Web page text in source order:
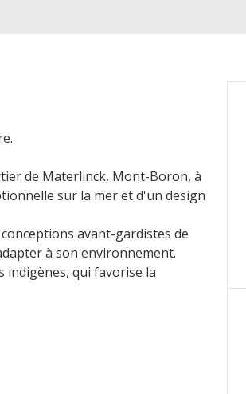
de Materlinck, Mont-Boron, à
sur la mer et d'un design
avant-gardistes de
à son environnement.
indigènes, qui favorise la
une configuration idéale pour